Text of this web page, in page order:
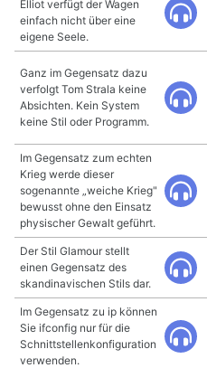
Elliot verfügt der Wagen
einfach nicht über eine
eigene Seele.
Ganz im Gegensatz dazu
verfolgt Tom Strala keine
Absichten. Kein System
keine Stil oder Programm.
Im Gegensatz zum echten
Krieg werde dieser
sogenannte „weiche Krieg"
bewusst ohne den Einsatz
physischer Gewalt geführt.
Der Stil Glamour stellt
einen Gegensatz des
skandinavischen Stils dar.
Im Gegensatz zu ip können
Sie ifconfig nur für die
Schnittstellenkonfiguration
verwenden.